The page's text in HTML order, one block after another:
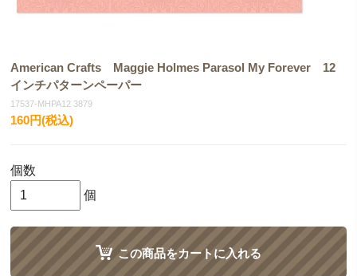
American Crafts Maggie Holmes Parasol My Forever 12
インチパターンペーパー
17537-MHPA12 3879
160円(税込)
個数
個
この商品をカートに入れる